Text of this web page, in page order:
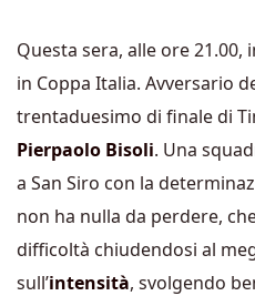
Questa sera, alle ore
in Coppa Italia. Avversario
trentaduesimo di finale di
Pierpaolo Bisoli. Una
a San Siro con la
non ha nulla da perdere,
difficoltà chiudendosi al
sull’intensità, svolgendo